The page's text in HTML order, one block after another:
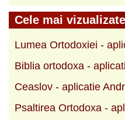
Cele mai
Lumea Ortodoxiei -
Biblia ortodoxa -
Ceaslov - aplicatie
Psaltirea Ortodoxa -